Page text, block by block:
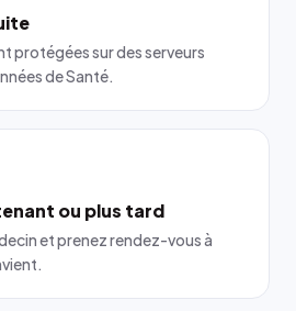
protégées sur des serveurs
de Santé.
ou plus tard
et prenez rendez-vous à